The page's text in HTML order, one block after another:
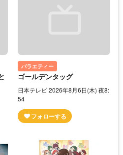
バラエティー
ゴールデンタッグ
日本テレビ 2026年8月6日(木) 夜8:
54